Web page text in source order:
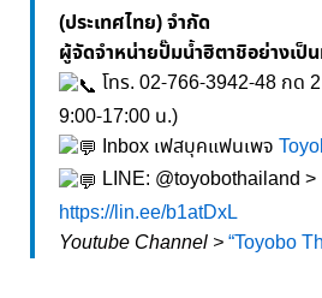
(ประเทศไทย) จำกัด
ผู้จัดจำหน่ายปั๊มน้ำฮิตาชิอย่างเป็
โทร. 02-766-3942-48 กด
9:00-17:00 น.)
Inbox เฟสบุคแฟนเพจ
LINE: @toyobothailand >
https://lin.ee/b1atDxL
Youtube Channel >“Toyobo